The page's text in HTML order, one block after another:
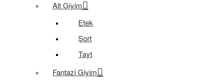
Alt Giyim
Etek
Şort
Tayt
Fantazi Giyim